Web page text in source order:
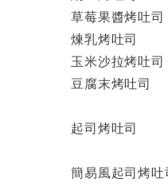
草莓果醬烤吐司
煉乳烤吐司
玉米沙拉烤吐司
豆腐末烤吐司
起司烤吐司
簡易風起司烤吐